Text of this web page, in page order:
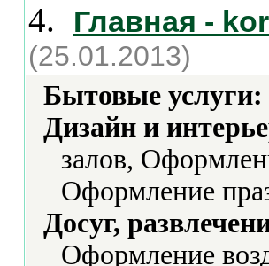
4. Главная -
(25.01.2013)
Бытовые услуги:
Дизайн и
залов,
Оформление
Досуг,
Оформление